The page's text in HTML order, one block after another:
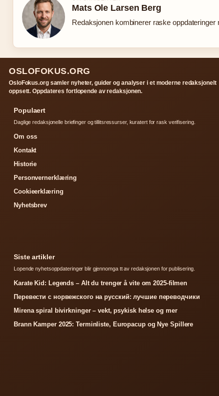
Mats Ole Larsen Berg
Redaksjonen kombinerer raske oppdateringer
OSLOFOKUS.ORG
OsloFokus.org samler nyheter, guider og analyser i et moderne redaksjonelt
oppsett. Oppdateres fortlopende av redaksjonen.
Populaert
Daglige redaksjonelle briefinger og tillitsressurser, kuratert for rask verifisering.
Om oss
Kontakt
Historie
Personvernerklæring
Cookieerklæring
Nyhetsbrev
Siste artikler
Lopende nyhetsoppdateringer blir gjennomga tt av redaksjonen for publisering.
Karate Kid: Legends – Alt du trenger å vite om 2025-filmen
Перевести с норвежского на русский: лучшие переводчики
Mirena spiral bivirkninger – vekt, psykisk helse og mer
Brann Kamper 2025: Terminliste, Europacup og Nye Spillere